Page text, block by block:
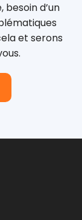
d’un
et serons